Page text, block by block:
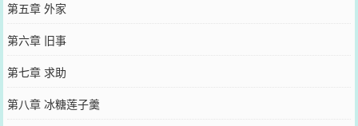
第五章 外家
第六章 旧事
第七章 求助
第八章 冰糖莲子羹